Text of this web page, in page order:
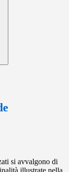
si avvalgono di